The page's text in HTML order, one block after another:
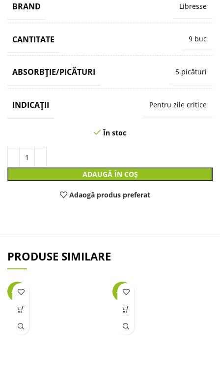
BRAND Libresse
CANTITATE 9 buc
ABSORBȚIE/PICĂTURI 5 picături
INDICAȚII Pentru zile critice
În stoc
ADAUGĂ ÎN COȘ
Adaogă produs preferat
PRODUSE SIMILARE
-31% -23%